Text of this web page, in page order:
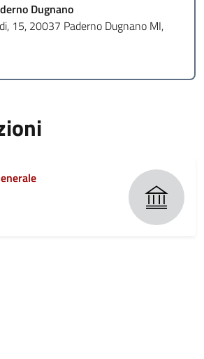
Dugnano
15, 20037 Paderno Dugnano MI,